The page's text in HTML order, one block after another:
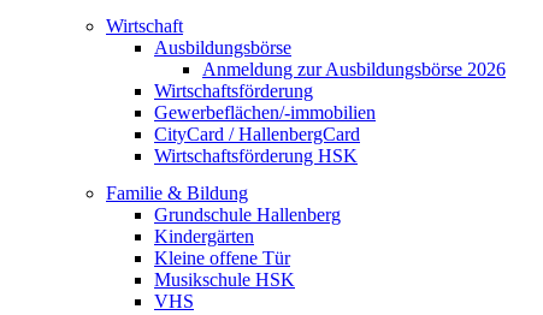
Wirtschaft
Ausbildungsbörse
Anmeldung zur Ausbildungsbörse 2026
Wirtschaftsförderung
Gewerbeflächen/-immobilien
CityCard / HallenbergCard
Wirtschaftsförderung HSK
Familie & Bildung
Grundschule Hallenberg
Kindergärten
Kleine offene Tür
Musikschule HSK
VHS